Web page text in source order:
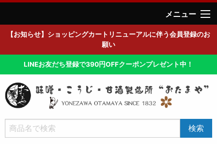
メニュー
【お知らせ】ショッピングカートリニューアルに伴う会員登録のお
願い
LINEお友だち登録で390円OFFクーポンプレゼント中！